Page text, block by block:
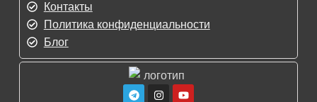
Контакты
Политика конфиденциальности
Блог